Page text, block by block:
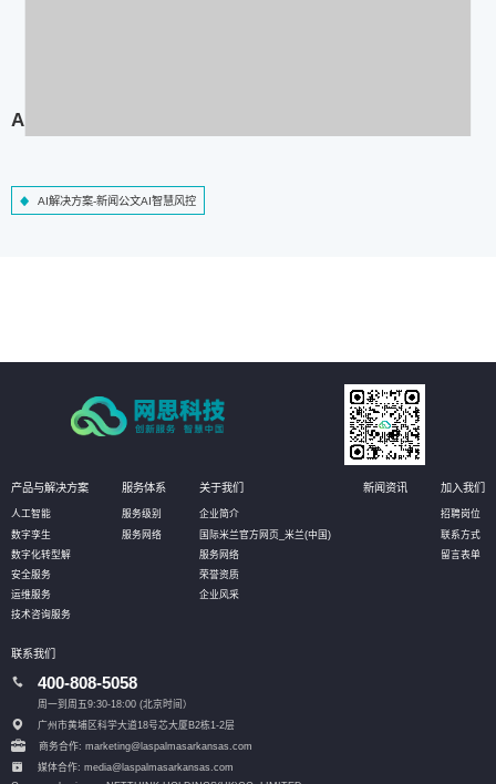
AI解决方案-新闻公文AI智慧风控
AI解决方案-新闻公文AI智慧风控
产品与解决方案
人工智能
数字孪生
数字化转型解
安全服务
运维服务
技术咨询服务
服务体系
服务级别
服务网络
关于我们
企业简介
国际米兰官方网页_米兰(中国)
服务网络
荣誉资质
企业风采
新闻资讯 加入我们
招聘岗位
联系方式
留言表单
联系我们
400-808-5058
周一到周五9:30-18:00 (北京时间）
广州市黄埔区科学大道18号芯大厦B2栋1-2层
商务合作: marketing@laspalmasarkansas.com
媒体合作: media@laspalmasarkansas.com